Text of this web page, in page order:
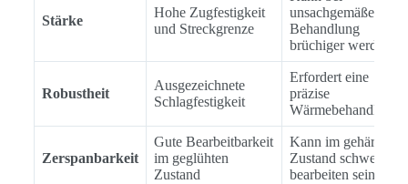
Stärke
Hohe Zugfestigkeit
und Streckgrenze
unsachgemäßer
Behandlung
brüchiger werden
Robustheit
Ausgezeichnete
Schlagfestigkeit
Erfordert eine
präzise
Wärmebehandlung
Zerspanbarkeit
Gute Bearbeitbarkeit
im geglühten
Zustand
Kann im gehärteten
Zustand schwer zu
bearbeiten sein